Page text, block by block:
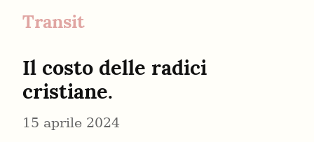
Transit
Il costo delle radici
cristiane.
15 aprile 2024